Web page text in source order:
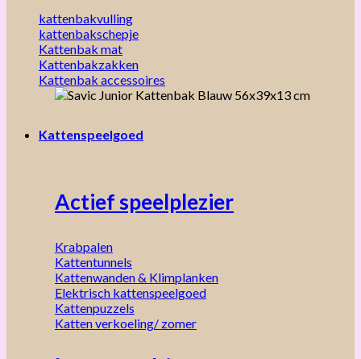
kattenbakvulling
kattenbakschepje
Kattenbak mat
Kattenbakzakken
Kattenbak accessoires
Kattenspeelgoed
Actief speelplezier
Krabpalen
Kattentunnels
Kattenwanden & Klimplanken
Elektrisch kattenspeelgoed
Kattenpuzzels
Katten verkoeling/ zomer